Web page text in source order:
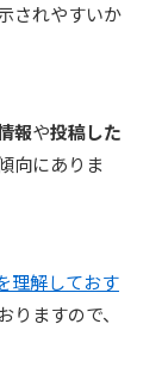
されやすいか
報や投稿した
向にありま
理解しておす
ますので、